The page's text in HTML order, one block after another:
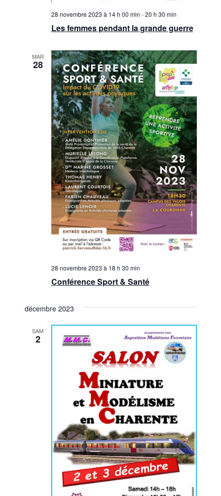
Les femmes pendant la grande guerre
28 novembre 2023 à 14 h 00 min -20 h 30 min
MAR
28
Conférence Sport & Santé
28 novembre 2023 à 18 h 30 min
décembre 2023
SAM
2